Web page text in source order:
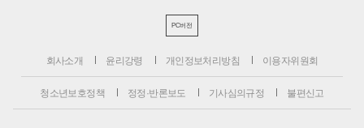
PC버전
회사소개 윤리강령 개인정보처리방침 이용자위원회
청소년보호정책 정정·반론보도 기사심의규정 불편신고